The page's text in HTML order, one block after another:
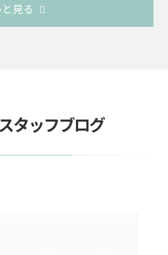
見る
タッフブログ